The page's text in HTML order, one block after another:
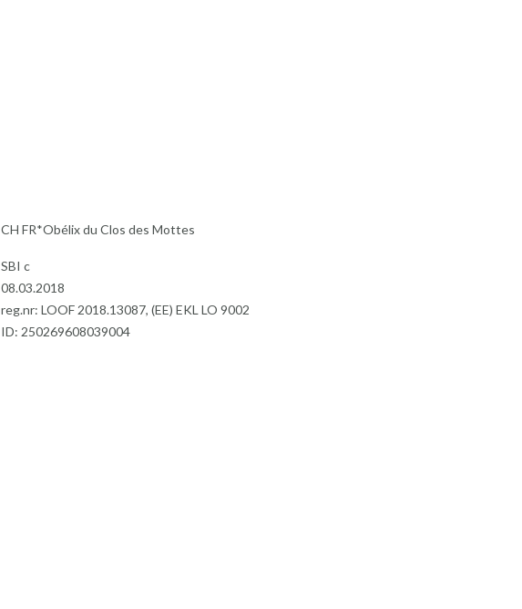
CH FR*Obélix du Clos des Mottes
SBI c
08.03.2018
reg.nr: LOOF 2018.13087, (EE) EKL LO 9002
ID: 250269608039004